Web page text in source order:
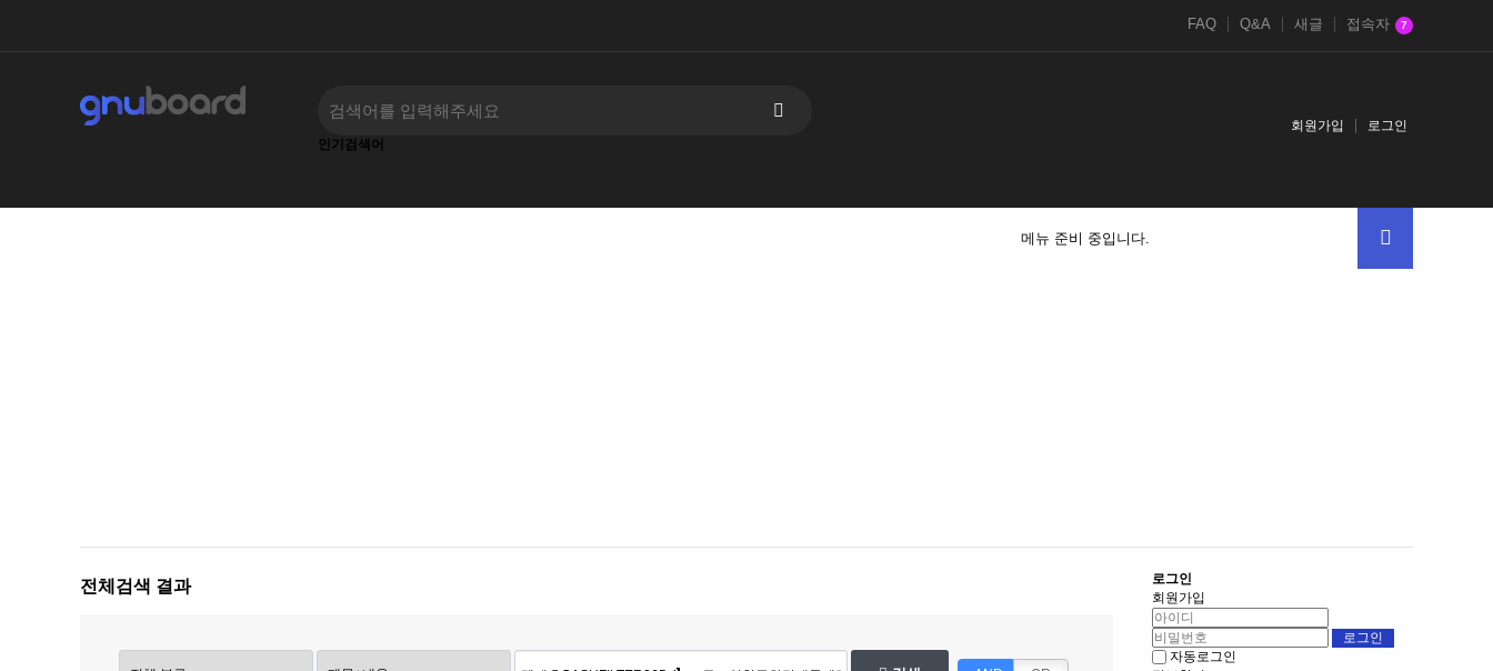
FAQ Q&A 새글 접속자 7
인기검색어
회원가입 로그인
메뉴 준비 중입니다.
전체검색 결과
로그인
회원가입
자동로그인